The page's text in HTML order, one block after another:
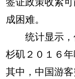
成困难。
统计显示，
杉矶２０１６
其中，中国游